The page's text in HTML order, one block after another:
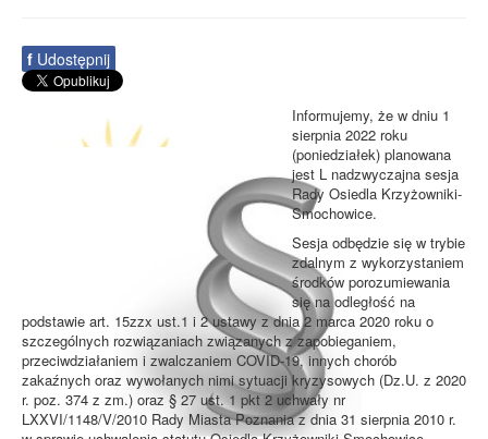
f Udostępnij
Informujemy, że w dniu 1
sierpnia 2022 roku
(poniedziałek) planowana
jest L nadzwyczajna sesja
Rady Osiedla Krzyżowniki-
Smochowice.
Sesja odbędzie się w trybie
zdalnym z wykorzystaniem
środków porozumiewania
się na odległość na
podstawie art. 15zzx ust.1 i 2 ustawy z dnia 2 marca 2020 roku o
szczególnych rozwiązaniach związanych z zapobieganiem,
przeciwdziałaniem i zwalczaniem COVID-19, innych chorób
zakaźnych oraz wywołanych nimi sytuacji kryzysowych (Dz.U. z 2020
r. poz. 374 z zm.) oraz § 27 ust. 1 pkt 2 uchwały nr
LXXVI/1148/V/2010 Rady Miasta Poznania z dnia 31 sierpnia 2010 r.